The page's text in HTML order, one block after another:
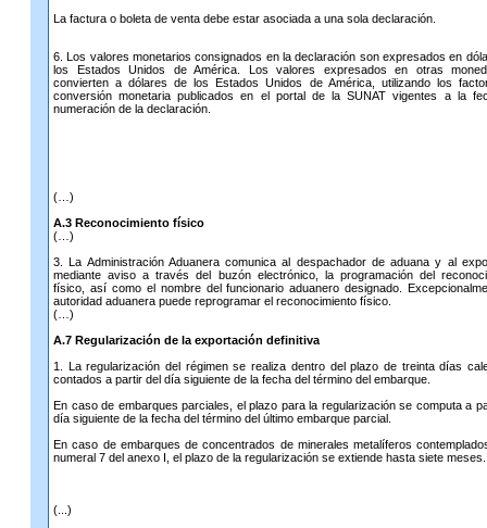
La factura o boleta de venta debe estar asociada a una sola declaración.
6. Los valores monetarios consignados en la declaración son expresados en
los Estados Unidos de América. Los valores expresados en otras
convierten a dólares de los Estados Unidos de América, utilizando los
conversión monetaria publicados en el portal de la SUNAT vigentes a la
numeración de la declaración.
(…)
A.3 Reconocimiento físico
(…)
3. La Administración Aduanera comunica al despachador de aduana y al
mediante aviso a través del buzón electrónico, la programación del
físico, así como el nombre del funcionario aduanero designado.
autoridad aduanera puede reprogramar el reconocimiento físico.
(…)
A.7 Regularización de la exportación definitiva
1. La regularización del régimen se realiza dentro del plazo de treinta días
contados a partir del día siguiente de la fecha del término del embarque.
En caso de embarques parciales, el plazo para la regularización se computa a
día siguiente de la fecha del término del último embarque parcial.
En caso de embarques de concentrados de minerales metalíferos
numeral 7 del anexo I, el plazo de la regularización se extiende hasta siete meses.
(...)